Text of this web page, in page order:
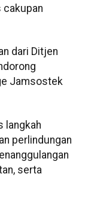
cakupan
dari Ditjen
Jamsostek
langkah
perlindungan
serta